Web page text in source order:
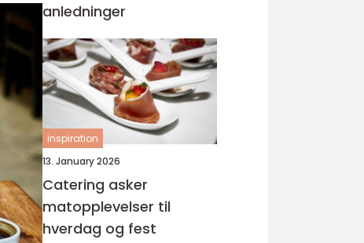
anledninger
inspiration
13. January 2026
Catering asker
matopplevelser til
hverdag og fest